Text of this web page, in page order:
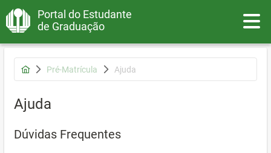
Portal do Estudante
de Graduação
Pré-Matrícula Ajuda
Ajuda
Dúvidas Frequentes